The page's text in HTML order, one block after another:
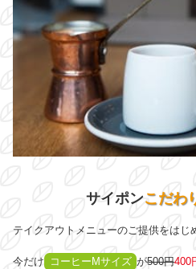
サイポンこだわ
テイクアウトメニューのご提供をはじ
今だけ コーヒーMサイズ が500円400